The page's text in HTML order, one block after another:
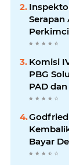
Serapan
Komisi
PBG
PAD
Bayar
Pajak